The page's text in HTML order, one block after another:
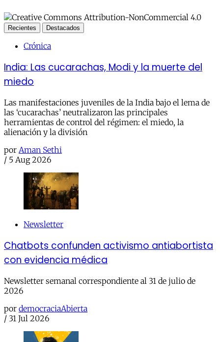
Recientes Destacados
Crónica
India: Las cucarachas, Modi y la muerte del
miedo
Las manifestaciones juveniles de la India bajo el lema de
las ‘cucarachas’ neutralizaron las principales
herramientas de control del régimen: el miedo, la
alienación y la división
por Aman Sethi
/ 5 Aug 2026
Newsletter
Chatbots confunden activismo antiabortista
con evidencia médica
Newsletter semanal correspondiente al 31 de julio de
2026
por democraciaAbierta
/ 31 Jul 2026